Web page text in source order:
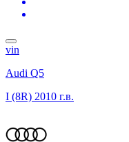
vin
Audi Q5
I (8R) 2010 г.в.